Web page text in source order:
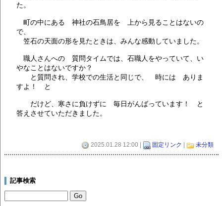
た。
町の中にある 神社の石鳥居を 上から見ることはないの
で、
笠石の天面の形を見たときは、みんな感動していました。
職人さんへの 質問タイムでは、石職人をやっていて、い
やなことはないですか？
と質問され、学校での生活と同じで、 時には ありま
すよ！ と
だけど、寒さに負けずに 毎日がんばっています！ と
答えさせていただきました。
2025.01.28 12:00 | 固定リンク 未分類
記事検索